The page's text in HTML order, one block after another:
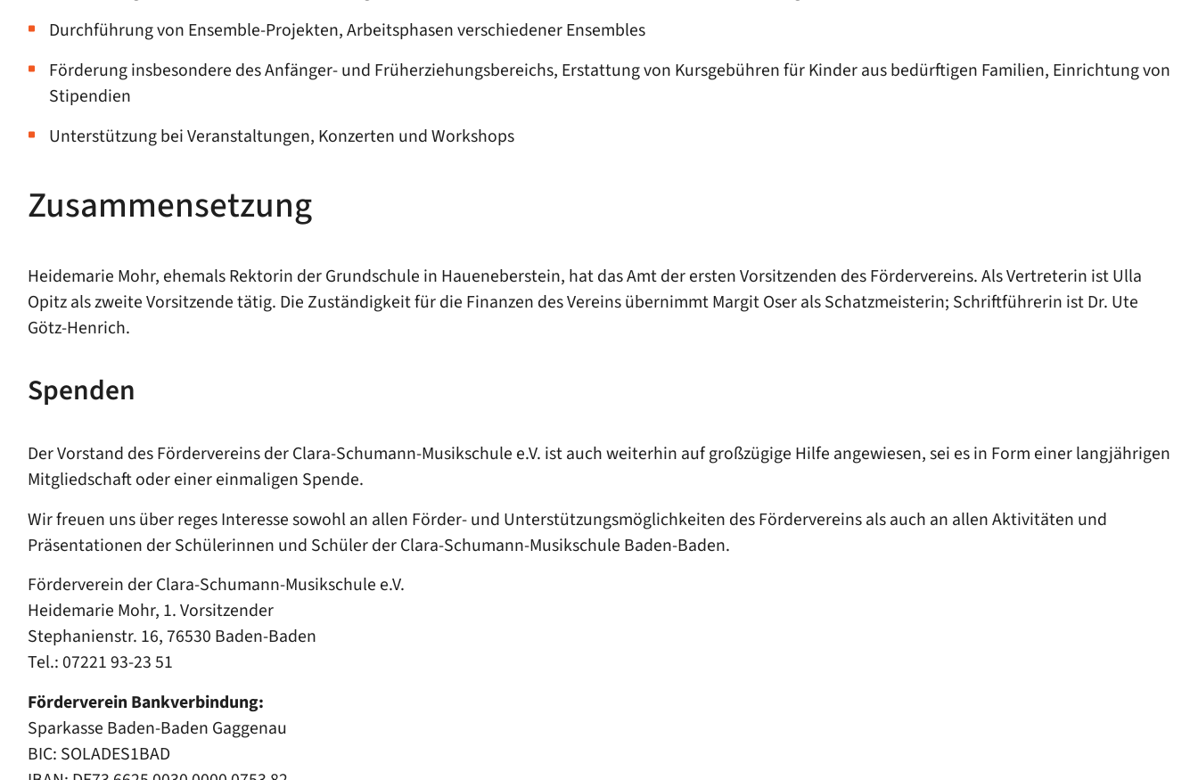
Durchführung von Ensemble-Projekten, Arbeitsphasen verschiedener Ensembles
Förderung insbesondere des Anfänger- und Früherziehungsbereichs, Erstattung von Kursgebühren für Kinder aus bedürftigen Familien, Einrichtung von
Stipendien
Unterstützung bei Veranstaltungen, Konzerten und Workshops
Zusammensetzung
Heidemarie Mohr, ehemals Rektorin der Grundschule in Haueneberstein, hat das Amt der ersten Vorsitzenden des Fördervereins. Als Vertreterin ist Ulla
Opitz als zweite Vorsitzende tätig. Die Zuständigkeit für die Finanzen des Vereins übernimmt Margit Oser als Schatzmeisterin; Schriftführerin ist Dr. Ute
Götz-Henrich.
Spenden
Der Vorstand des Fördervereins der Clara-Schumann-Musikschule e.V. ist auch weiterhin auf großzügige Hilfe angewiesen, sei es in Form einer langjährigen
Mitgliedschaft oder einer einmaligen Spende.
Wir freuen uns über reges Interesse sowohl an allen Förder- und Unterstützungsmöglichkeiten des Fördervereins als auch an allen Aktivitäten und
Präsentationen der Schülerinnen und Schüler der Clara-Schumann-Musikschule Baden-Baden.
Förderverein der Clara-Schumann-Musikschule e.V.
Heidemarie Mohr, 1. Vorsitzender
Stephanienstr. 16, 76530 Baden-Baden
Tel.: 07221 93-23 51
Förderverein Bankverbindung:
Sparkasse Baden-Baden Gaggenau
BIC: SOLADES1BAD